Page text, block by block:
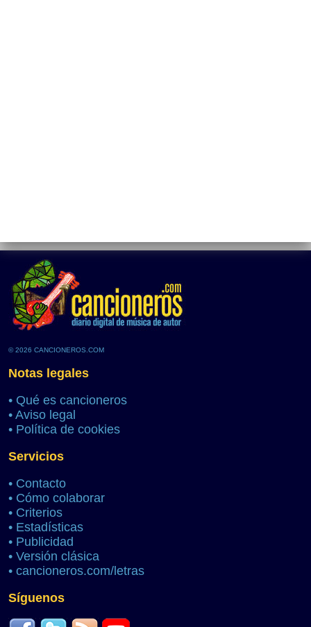
© 2026 CANCIONEROS.COM
Notas legales
• Qué es cancioneros
• Aviso legal
• Política de cookies
Servicios
• Contacto
• Cómo colaborar
• Criterios
• Estadísticas
• Publicidad
• Versión clásica
• cancioneros.com/letras
Síguenos